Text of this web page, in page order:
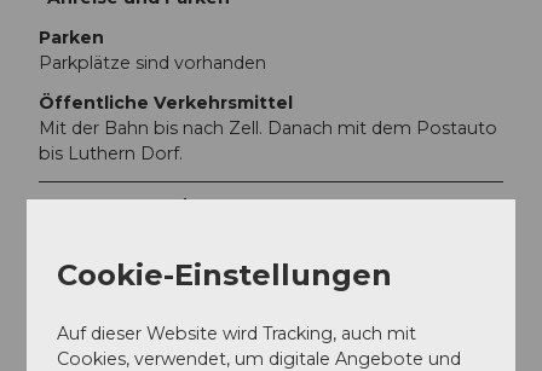
Parken
Parkplätze sind vorhanden
Öffentliche Verkehrsmittel
Mit der Bahn bis nach Zell. Danach mit dem Postauto
bis Luthern Dorf.
Willisau Tourismus
Cookie-Einstellungen
Auf dieser Website wird Tracking, auch mit
Cookies, verwendet, um digitale Angebote und